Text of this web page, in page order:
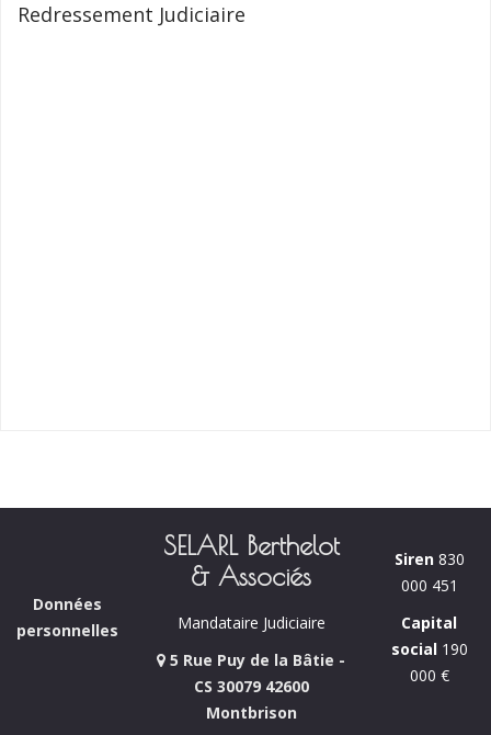
Redressement Judiciaire
Données
personnelles
SELARL Berthelot
& Associés
Mandataire Judiciaire
5 Rue Puy de la Bâtie -
CS 30079 42600
Montbrison
Siren830
000 451
Capital
social190
000 €